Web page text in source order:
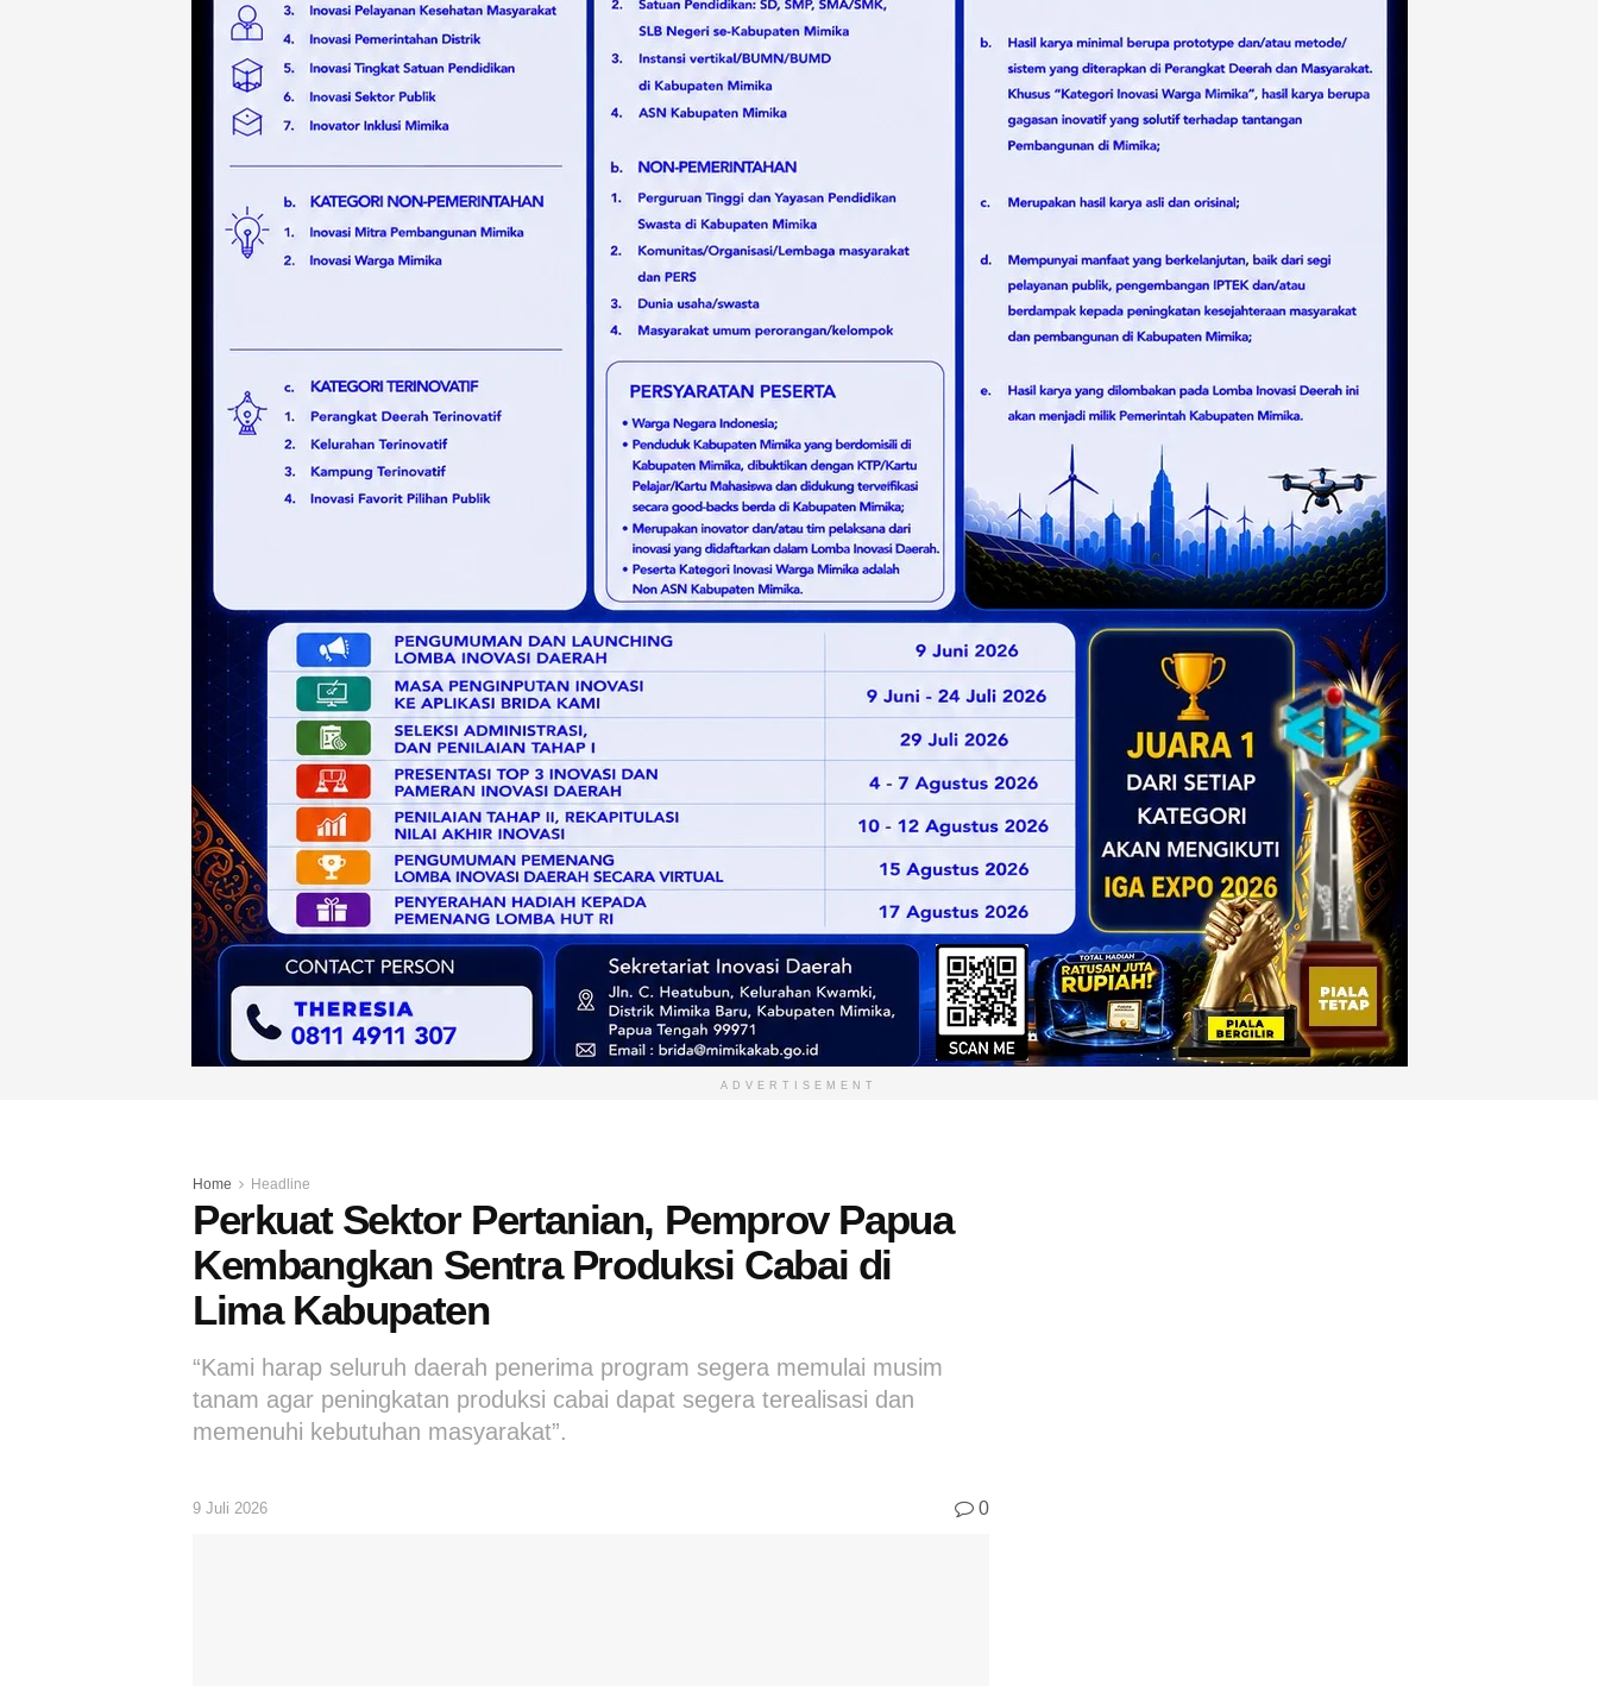
ADVERTISEMENT
Home Headline
Perkuat Sektor Pertanian, Pemprov Papua
Kembangkan Sentra Produksi Cabai di
Lima Kabupaten
“Kami harap seluruh daerah penerima program segera memulai musim
tanam agar peningkatan produksi cabai dapat segera terealisasi dan
memenuhi kebutuhan masyarakat”.
9 Juli 2026 0